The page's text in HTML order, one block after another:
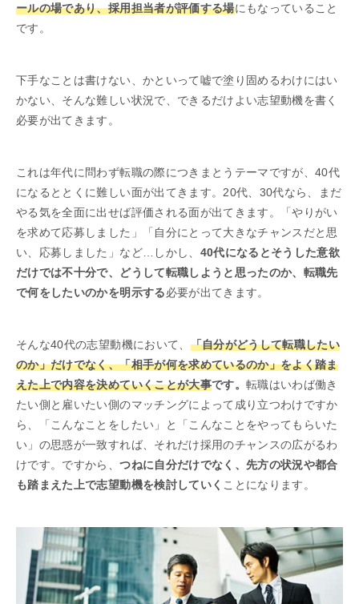
ールの場であり、採用担当者が評価する場にもなっていること
です。
下手なことは書けない、かといって嘘で塗り固めるわけにはい
かない、そんな難しい状況で、できるだけよい志望動機を書く
必要が出てきます。
これは年代に問わず転職の際につきまとうテーマですが、40代
になるととくに難しい面が出てきます。20代、30代なら、まだ
やる気を全面に出せば評価される面が出てきます。「やりがい
を求めて応募しました」「自分にとって大きなチャンスだと思
い、応募しました」など…しかし、 40代になるとそうした意欲
だけでは不十分で、どうして転職しようと思ったのか、転職先
で何をしたいのかを明示する必要が出てきます。
そんな40代の志望動機において、 「自分がどうして転職したい
のか」だけでなく、「相手が何を求めているのか」をよく踏ま
えた上で内容を決めていくことが大事です。転職はいわば働き
たい側と雇いたい側のマッチングによって成り立つわけですか
ら、「こんなことをしたい」と「こんなことをやってもらいた
い」の思惑が一致すれば、それだけ採用のチャンスの広がるわ
けです。ですから、つねに自分だけでなく、先方の状況や都合
も踏まえた上で志望動機を検討していく ことになります。